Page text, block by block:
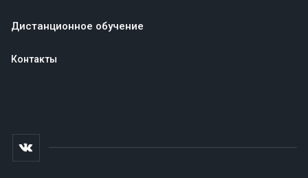
Дистанционное обучение
Контакты